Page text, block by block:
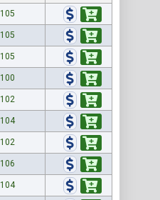
105
105
105
100
102
104
102
106
104